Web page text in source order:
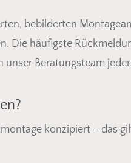
bebilderten
Die häufigste
Beratungsteam
konzipiert – das